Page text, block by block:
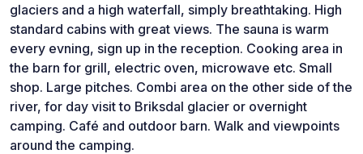
glaciers and a high waterfall, simply breathtaking. High
standard cabins with great views. The sauna is warm
every evning, sign up in the reception. Cooking area in
the barn for grill, electric oven, microwave etc. Small
shop. Large pitches. Combi area on the other side of the
river, for day visit to Briksdal glacier or overnight
camping. Café and outdoor barn. Walk and viewpoints
around the camping.